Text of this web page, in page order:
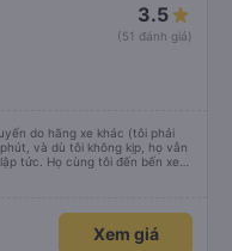
3.5
(51 đánh giá)
do hãng xe khác (tôi phải
và dù tôi không kịp, họ vẫn
tức. Họ cùng tôi đến bến xe
Xem giá